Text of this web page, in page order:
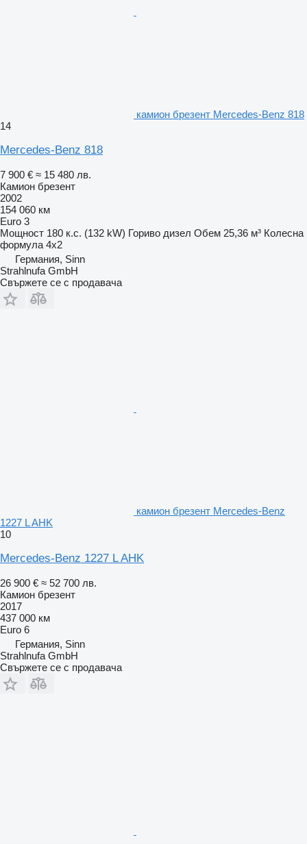
камион брезент Mercedes-Benz 818
14
Mercedes-Benz 818
7 900 € ≈ 15 480 лв.
Камион брезент
2002
154 060 км
Euro 3
Мощност 180 к.с. (132 kW) Гориво дизел Обем 25,36 м³ Колесна
формула 4x2
Германия, Sinn
Strahlnufa GmbH
Свържете се с продавача
камион брезент Mercedes-Benz
1227 L AHK
10
Mercedes-Benz 1227 L AHK
26 900 € ≈ 52 700 лв.
Камион брезент
2017
437 000 км
Euro 6
Германия, Sinn
Strahlnufa GmbH
Свържете се с продавача